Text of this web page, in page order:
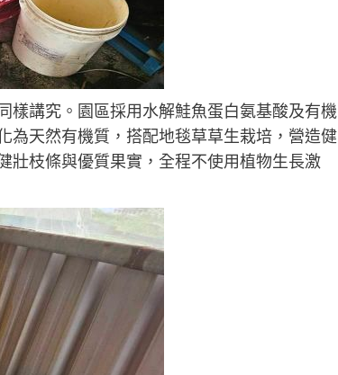
樣講究。園區採用水解鮭魚蛋白氨基酸及有機
為天然有機質，搭配地毯草草生栽培，營造健
壯枝條與優質果實，全程不使用植物生長激